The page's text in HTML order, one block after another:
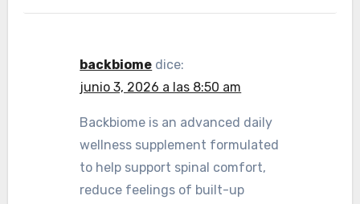
backbiome dice:
junio 3, 2026 a las 8:50 am
Backbiome is an advanced daily
wellness supplement formulated
to help support spinal comfort,
reduce feelings of built-up